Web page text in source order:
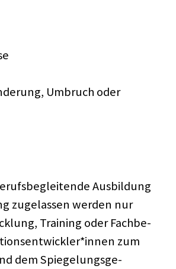
Umbruch oder
Ausbil­dung
zuge­las­sen werden nur
Trai­ning oder Fach­be­
zum
dem Spie­ge­lungs­ge­